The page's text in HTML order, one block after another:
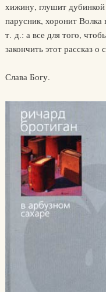
хижину, глушит
парусник, хоронит
т. д.: а все для того,
закончить этот рассказ
Слава Богу.